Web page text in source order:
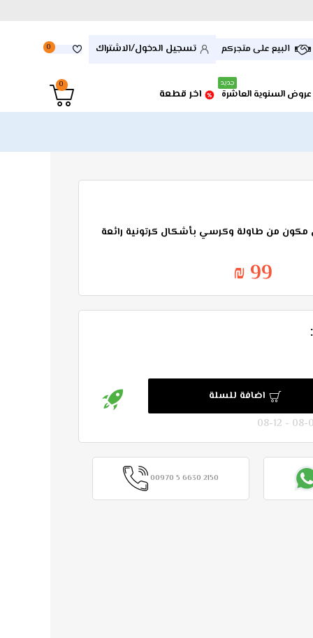
تسجيل الدخول/الاشتراك 0 البيع على متجركم
عروض السنوية العاشرة
جديد
اخر قطعة
0
من طاولة وكرسي بأشكال كرتونية رائعة
99 ₪
اضافة للسلة
00970 5 6630 2150